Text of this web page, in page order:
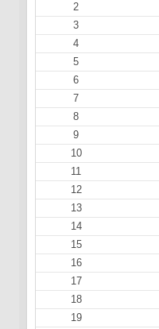
2
3
4
5
6
7
8
9
10
11
12
13
14
15
16
17
18
19